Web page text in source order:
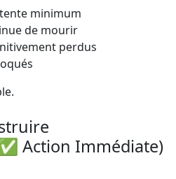
minimum
de mourir
perdus
Action Immédiate)